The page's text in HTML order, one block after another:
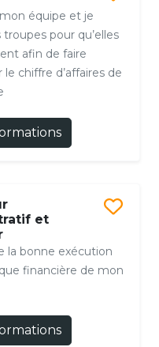
équipe et je
pour qu’elles
afin de faire
le chiffre d’affaires de
et
la bonne exécution
financière de mon